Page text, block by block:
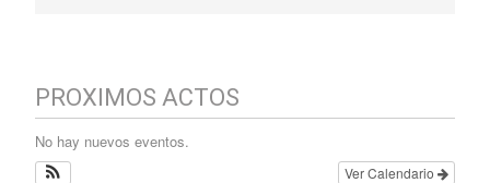
PROXIMOS ACTOS
No hay nuevos eventos.
Ver Calendario